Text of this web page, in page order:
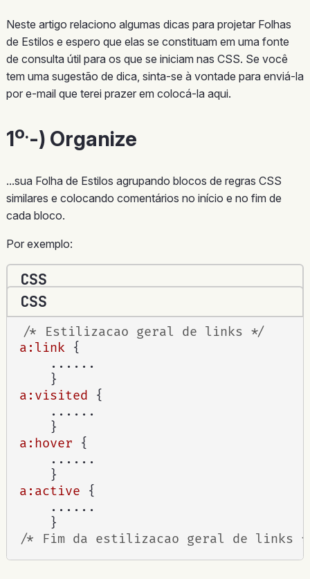
Neste artigo relaciono algumas dicas para projetar Folhas
de Estilos e espero que elas se constituam em uma fonte
de consulta útil para os que se iniciam nas CSS. Se você
tem uma sugestão de dica, sinta-se à vontade para enviá-la
por e-mail que terei prazer em colocá-la aqui.
1o.-) Organize
...sua Folha de Estilos agrupando blocos de regras CSS
similares e colocando comentários no início e no fim de
cada bloco.
Por exemplo:
CSS
CSS
/* Estilizacao geral de links */
a:link {
}
a:visited
{
}
a:hover
{
}
a:active
{
}
/* Fim da estilizacao geral de links